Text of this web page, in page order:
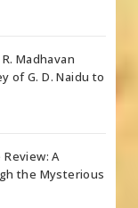
Madhavan
of G. D. Naidu to
A
the Mysterious